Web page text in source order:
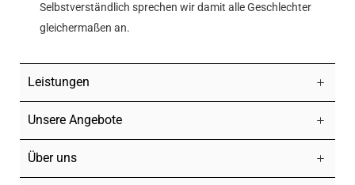
Selbstverständlich sprechen wir damit alle Geschlechter
gleichermaßen an.
Leistungen
Unsere Angebote
Über uns